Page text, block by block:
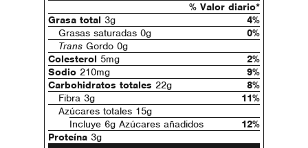
% Valor diario*
Grasa total 3g
4%
Grasas saturadas 0g
0%
Trans Gordo 0g
Colesterol 5mg
2%
Sodio 210mg
9%
Carbohidratos totales 22g
8%
Fibra 3g
11%
Azúcares totales 15g
Incluye 6g Azúcares añadidos
12%
Proteína 3g